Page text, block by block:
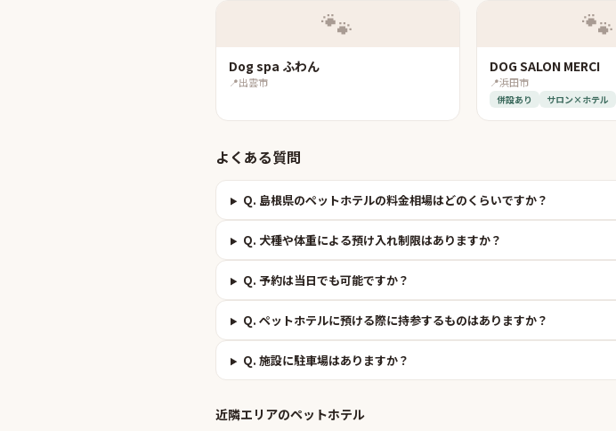
🐾
Dog spa ふわん
📍出雲市
🐾
DOG SALON MERCI
📍浜田市
併設あり サロン×ホテル
よくある質問
Q. 島根県のペットホテルの料金相場はどのくらいですか？
Q. 犬種や体重による預け入れ制限はありますか？
Q. 予約は当日でも可能ですか？
Q. ペットホテルに預ける際に持参するものはありますか？
Q. 施設に駐車場はありますか？
近隣エリアのペットホテル